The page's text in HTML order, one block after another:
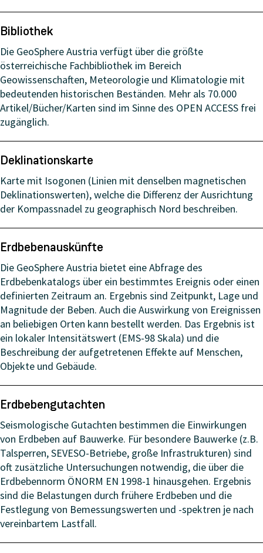
Bibliothek
Die GeoSphere Austria verfügt über die größte
österreichische Fachbibliothek im Bereich
Geowissenschaften, Meteorologie und Klimatologie mit
bedeutenden historischen Beständen. Mehr als 70.000
Artikel/Bücher/Karten sind im Sinne des OPEN ACCESS frei
zugänglich.
Deklinationskarte
Karte mit Isogonen (Linien mit denselben magnetischen
Deklinationswerten), welche die Differenz der Ausrichtung
der Kompassnadel zu geographisch Nord beschreiben.
Erdbebenauskünfte
Die GeoSphere Austria bietet eine Abfrage des
Erdbebenkatalogs über ein bestimmtes Ereignis oder einen
definierten Zeitraum an. Ergebnis sind Zeitpunkt, Lage und
Magnitude der Beben. Auch die Auswirkung von Ereignissen
an beliebigen Orten kann bestellt werden. Das Ergebnis ist
ein lokaler Intensitätswert (EMS-98 Skala) und die
Beschreibung der aufgetretenen Effekte auf Menschen,
Objekte und Gebäude.
Erdbebengutachten
Seismologische Gutachten bestimmen die Einwirkungen
von Erdbeben auf Bauwerke. Für besondere Bauwerke (z.B.
Talsperren, SEVESO-Betriebe, große Infrastrukturen) sind
oft zusätzliche Untersuchungen notwendig, die über die
Erdbebennorm ÖNORM EN 1998-1 hinausgehen. Ergebnis
sind die Belastungen durch frühere Erdbeben und die
Festlegung von Bemessungswerten und -spektren je nach
vereinbartem Lastfall.